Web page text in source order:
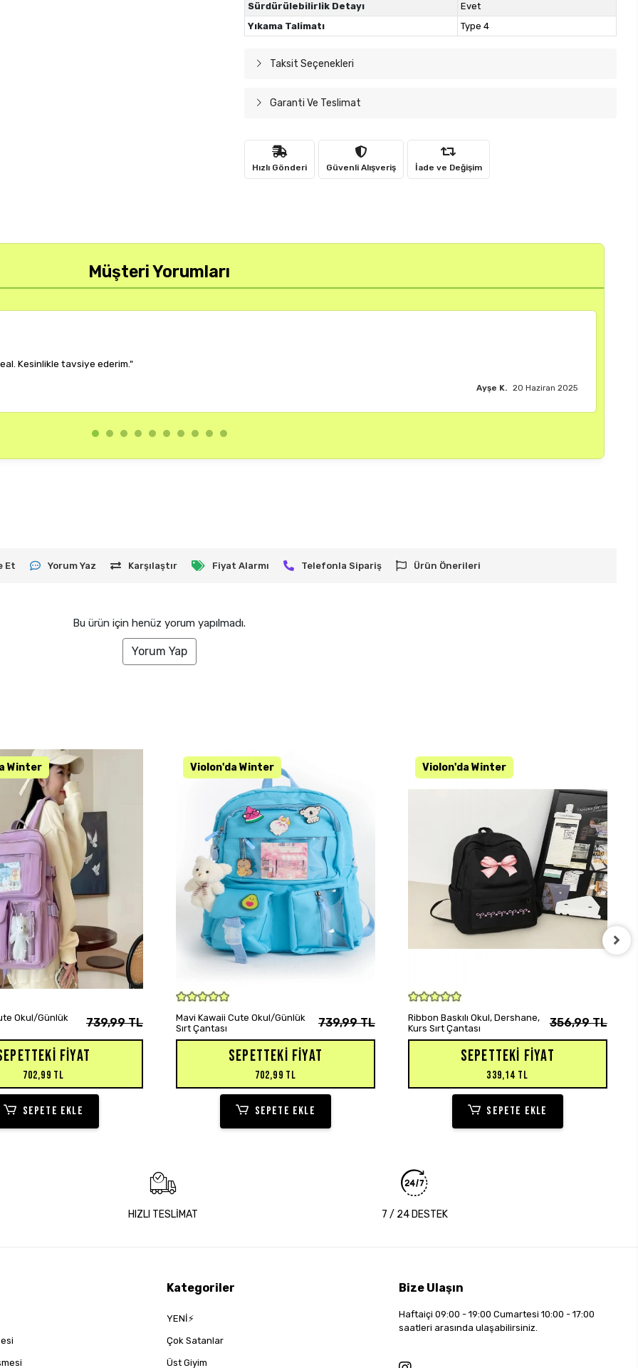
Sürdürülebilirlik Detayı
Evet
Yıkama Talimatı
Type 4
Taksit Seçenekleri
Garanti Ve Teslimat
Hızlı Gönderi Güvenli Alışveriş İade ve Değişim
Müşteri Yorumları
çok memnun kaldım."
Burak M. 18 Haziran 2025
Et Yorum Yaz Karşılaştır Fiyat Alarmı Telefonla Sipariş Ürün Önerileri
Bu ürün için henüz yorum yapılmadı.
Yorum Yap
Okul/Günlük
739,99 TL
FIYAT
702,99 TL
SEPETE EKLE
Mavi Kawaii Cute Okul/Günlük
Sırt Çantası
739,99 TL
SEPETTEKI FIYAT
702,99 TL
SEPETE EKLE
Ribbon Baskılı Okul, Dershane,
Kurs Sırt Çantası
356,99 TL
SEPETTEKI FIYAT
339,14 TL
SEPETE EKLE
HIZLI TESLİMAT 7 / 24 DESTEK
Kategoriler
YENİ⚡
Çok Satanlar
Üst Giyim
Bize Ulaşın
Haftaiçi 09:00 - 19:00 Cumartesi 10:00 - 17:00
saatleri arasında ulaşabilirsiniz.